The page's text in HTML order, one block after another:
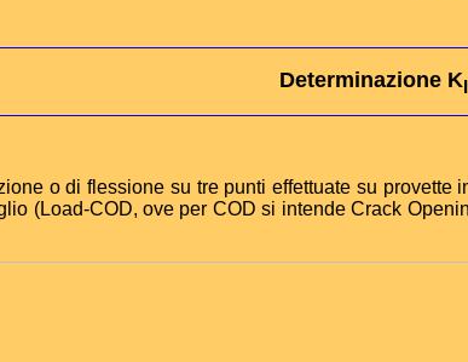
Determinazione K
o di flessione su tre punti effettuate su
(Load-COD, ove per COD si intende Crack